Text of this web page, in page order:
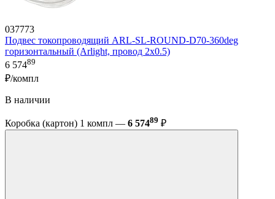
037773
Подвес токопроводящий ARL-SL-ROUND-D70-360deg
горизонтальный (Arlight, провод 2x0.5)
6 57489
₽/компл
В наличии
Коробка (картон) 1 компл — 6 57489 ₽